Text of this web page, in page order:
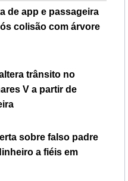
de app e passageira
colisão com árvore
trânsito no
V a partir de
sobre falso padre
a fiéis em